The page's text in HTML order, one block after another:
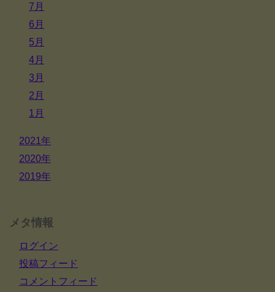
7月
6月
5月
4月
3月
2月
1月
2021年
2020年
2019年
メタ情報
ログイン
投稿フィード
コメントフィード